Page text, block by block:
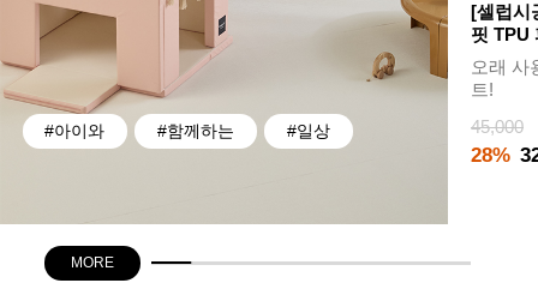
#아이와 #함께하는 #일상
[셀럽시
핏 TPU
오래 사
트!
45,000
28%
MORE